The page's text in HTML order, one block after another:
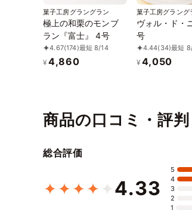
菓子工房グラングラン
極上の和栗のモンブ
ラン『富士』 4号
4.67(174)最短 8/14
¥ 4,860
菓子工房グラング
ヴォル・ド・
号
4.44(34)最短
¥ 4,050
商品の口コミ・評判
総合評価
4.33
5
4
3
2
1